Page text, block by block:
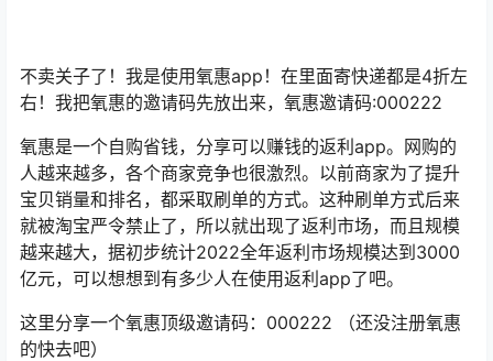
不卖关子了！我是使用氧惠app！在里面寄快递都是4折左
右！我把氧惠的邀请码先放出来，氧惠邀请码:000222
氧惠是一个自购省钱，分享可以赚钱的返利app。网购的
人越来越多，各个商家竞争也很激烈。以前商家为了提升
宝贝销量和排名，都采取刷单的方式。这种刷单方式后来
就被淘宝严令禁止了，所以就出现了返利市场，而且规模
越来越大，据初步统计2022全年返利市场规模达到3000
亿元，可以想想到有多少人在使用返利app了吧。
这里分享一个氧惠顶级邀请码：000222 （还没注册氧惠
的快去吧）